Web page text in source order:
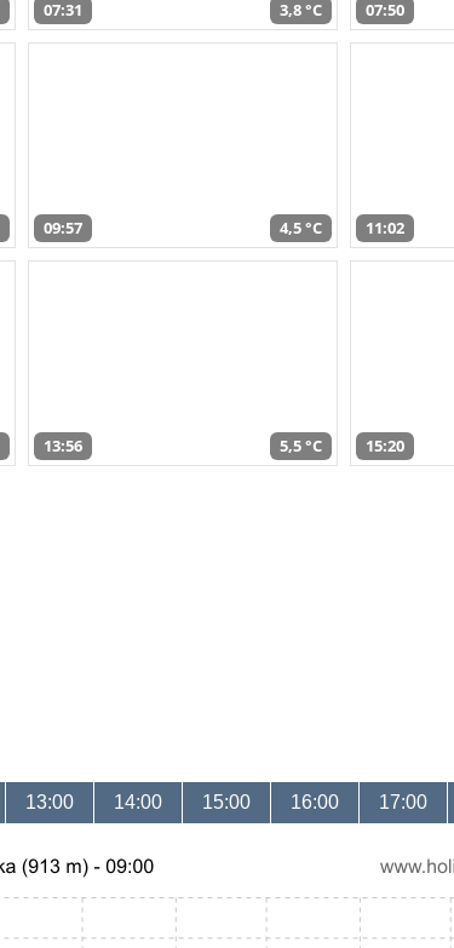
07:31 3,8 °C 07:50
09:57 4,5 °C 11:02
13:56 5,5 °C 15:20
13:00 14:00 15:00 16:00 17:00